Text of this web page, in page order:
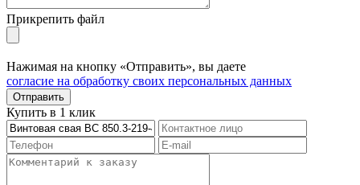
Прикрепить файл
Нажимая на кнопку «Отправить», вы даете
согласие на обработку своих персональных данных
Отправить
Купить в 1 клик